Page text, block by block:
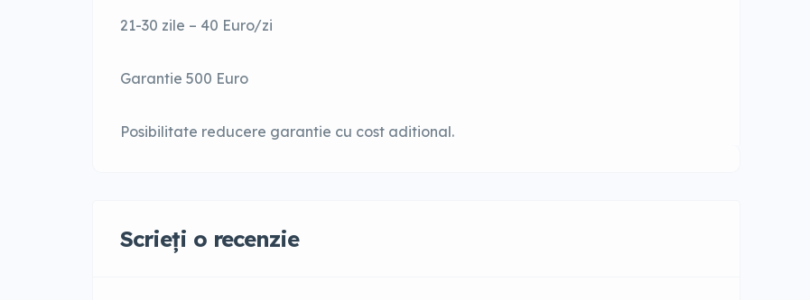
21-30 zile – 40 Euro/zi
Garantie 500 Euro
Posibilitate reducere garantie cu cost aditional.
Scrieți o recenzie